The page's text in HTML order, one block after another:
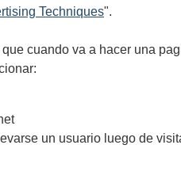
Techniques".
cuando va a hacer una
un usuario luego de